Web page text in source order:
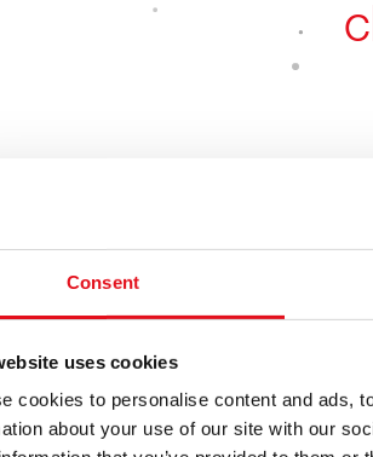
Consent
uses cookies
cookies to personalise content and ads,
about your use of our site with our
per Auto e LCV.